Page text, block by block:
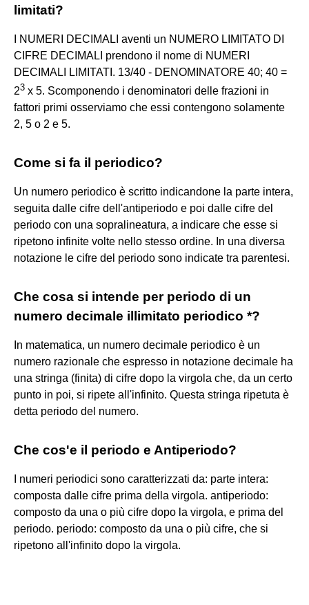
limitati?
I NUMERI DECIMALI aventi un NUMERO LIMITATO DI
CIFRE DECIMALI prendono il nome di NUMERI
DECIMALI LIMITATI. 13/40 - DENOMINATORE 40; 40 =
23 x 5. Scomponendo i denominatori delle frazioni in
fattori primi osserviamo che essi contengono solamente
2, 5 o 2 e 5.
Come si fa il periodico?
Un numero periodico è scritto indicandone la parte intera,
seguita dalle cifre dell'antiperiodo e poi dalle cifre del
periodo con una sopralineatura, a indicare che esse si
ripetono infinite volte nello stesso ordine. In una diversa
notazione le cifre del periodo sono indicate tra parentesi.
Che cosa si intende per periodo di un
numero decimale illimitato periodico *?
In matematica, un numero decimale periodico è un
numero razionale che espresso in notazione decimale ha
una stringa (finita) di cifre dopo la virgola che, da un certo
punto in poi, si ripete all'infinito. Questa stringa ripetuta è
detta periodo del numero.
Che cos'e il periodo e Antiperiodo?
I numeri periodici sono caratterizzati da: parte intera:
composta dalle cifre prima della virgola. antiperiodo:
composto da una o più cifre dopo la virgola, e prima del
periodo. periodo: composto da una o più cifre, che si
ripetono all'infinito dopo la virgola.